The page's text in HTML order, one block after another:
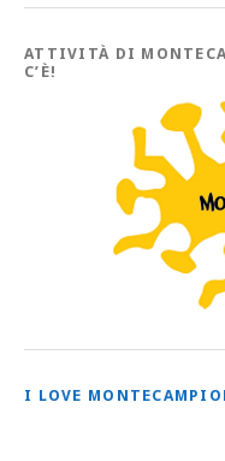
tutti
Articoli
ATTIVITÀ DI
C’È!
I LOVE